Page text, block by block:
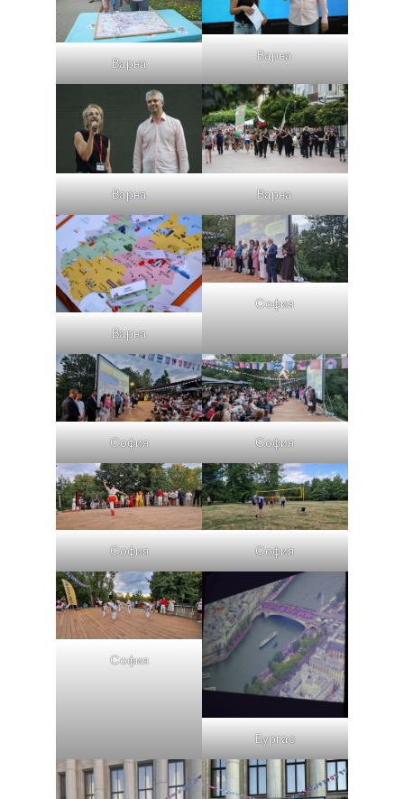
Варна
Варна
Варна Варна
Варна
София
София София
София София
София
Бургас